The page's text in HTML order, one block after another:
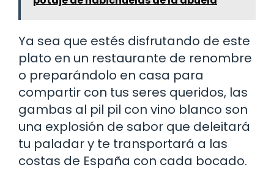
Ya sea que estés disfrutando de este
plato en un restaurante de renombre
o preparándolo en casa para
compartir con tus seres queridos, las
gambas al pil pil con vino blanco son
una explosión de sabor que deleitará
tu paladar y te transportará a las
costas de España con cada bocado.